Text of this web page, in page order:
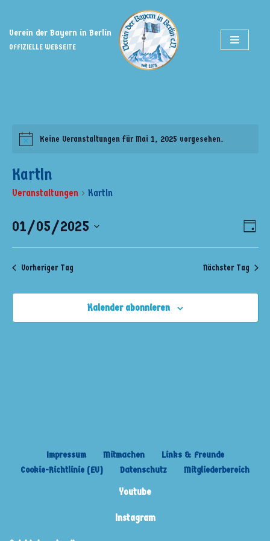
Zum
Inhalt
Verein der Bayern in Berlin
OFFIZIELLE WEBSEITE
Keine Veranstaltungen für Mai 1, 2025 vorgesehen.
Kartln
Veranstaltungen Kartln
Tag
01/05/2025
Vorheriger Tag Nächster Tag
Kalender abonnieren
Impressum Mitmachen
Links & Freunde
Cookie-Richtlinie (EU)
Datenschutz Mitgliederbereich
Youtube
Instagram